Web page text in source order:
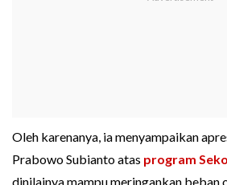
Oleh karenanya, ia menyampaikan
Prabowo Subianto atas program
dinilainya mampu meringankan beban